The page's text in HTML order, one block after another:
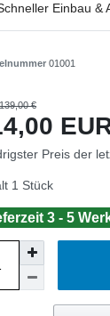
Einbau &
01001
€
Preis der
1 Stück
3 - 5